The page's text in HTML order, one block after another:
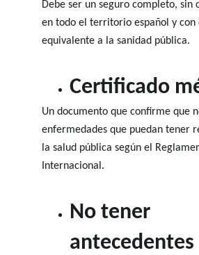
Debe ser un seguro completo, sin
en todo el territorio español y con
equivalente a la sanidad pública.
Certificado
Un documento que confirme que
enfermedades que puedan tener
la salud pública según el
Internacional.
No tener
antecedentes